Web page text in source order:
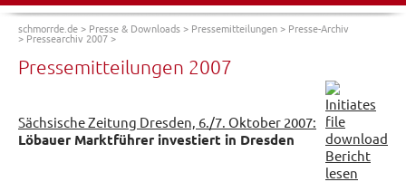
schmorrde.de> Presse & Downloads> Pressemitteilungen> Presse-Archiv
>Pressearchiv 2007>
Pressemitteilungen 2007
Sächsische Zeitung Dresden, 6./7. Oktober 2007:
Löbauer Marktführer investiert in Dresden
Bericht
lesen